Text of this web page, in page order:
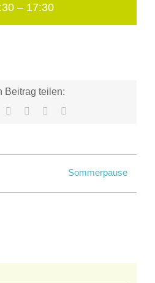
– 17:30
Beitrag teilen:
LinkedInWhatsApp
Tumblr
Sommerpause